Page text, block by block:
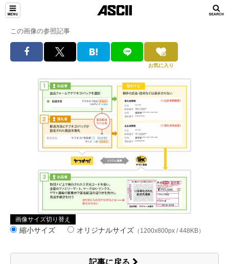
この画像の参照記事
お気に入り
画像サイズ切り替え
縮小サイズ オリジナルサイズ （1200x800px / 448KB）